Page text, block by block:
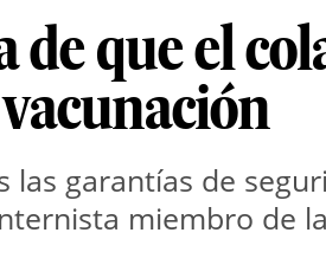
de que el
las garantías de
miembro de